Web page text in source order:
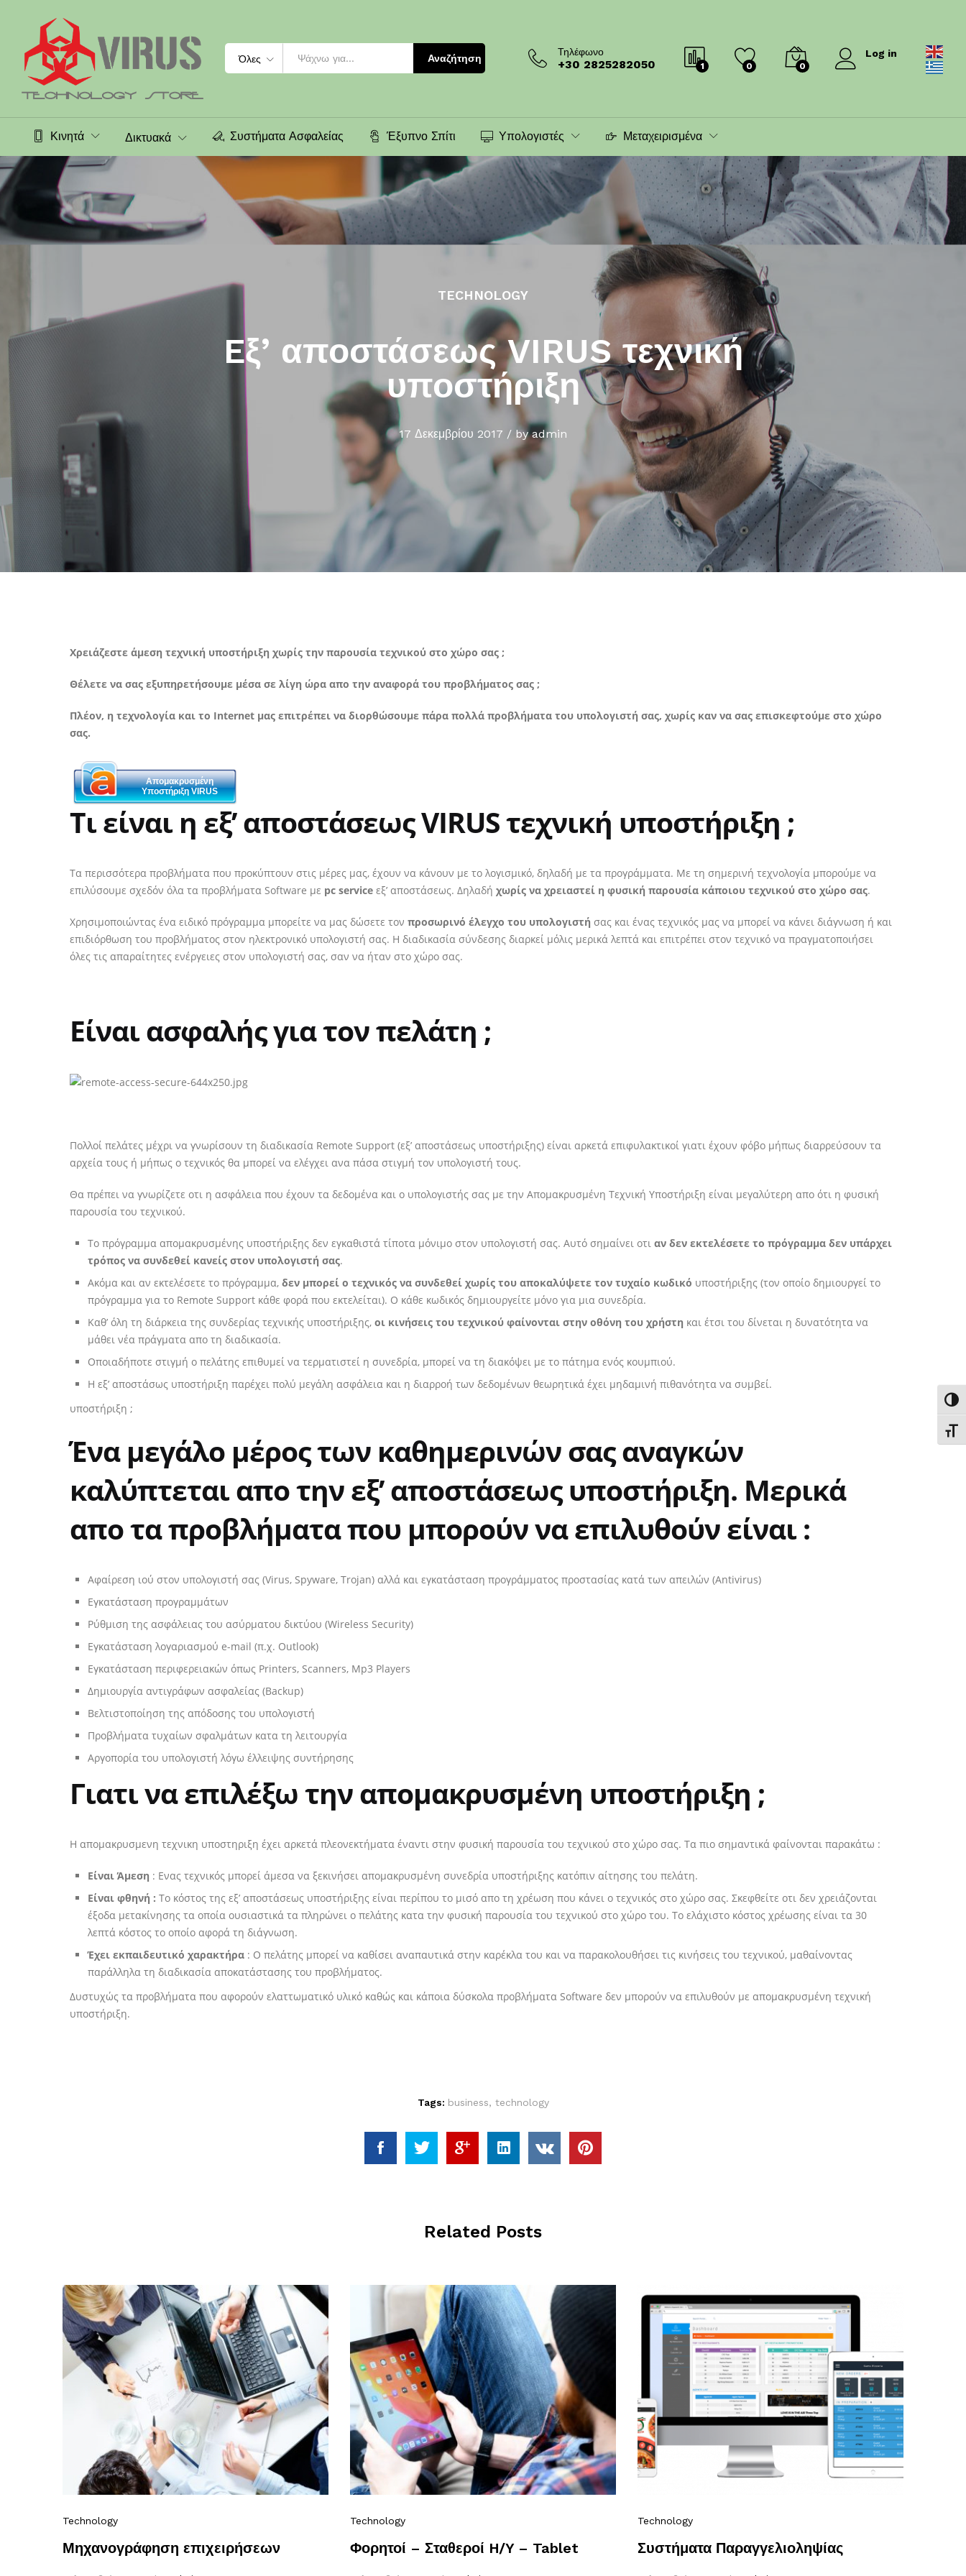
Όλες Αναζήτηση
Τηλέφωνο
+30 2825282050 1 0 0
Log in
Κινητά Δικτυακά Συστήματα Ασφαλείας Έξυπνο Σπίτι Υπολογιστές Μεταχειρισμένα
TECHNOLOGY
Eξ’ αποστάσεως VIRUS τεχνική
υποστήριξη
17 Δεκεμβρίου 2017 / byadmin
Χρειάζεστε άμεση τεχνική υποστήριξη χωρίς την παρουσία τεχνικού στο χώρο σας ;
Θέλετε να σας εξυπηρετήσουμε μέσα σε λίγη ώρα απο την αναφορά του προβλήματος σας ;
Πλέον, η τεχνολογία και το Internet μας επιτρέπει να διορθώσουμε πάρα πολλά προβλήματα του υπολογιστή σας, χωρίς καν να σας επισκεφτούμε στο χώρο
σας.
Απομακρυσμένη
Υποστήριξη VIRUS
Τι είναι η εξ’ αποστάσεως VIRUS τεχνική υποστήριξη ;
Τα περισσότερα προβλήματα που προκύπτουν στις μέρες μας, έχουν να κάνουν με το λογισμικό, δηλαδή με τα προγράμματα. Με τη σημερινή τεχνολογία μπορούμε να
επιλύσουμε σχεδόν όλα τα προβλήματα Software με pc service εξ’ αποστάσεως. Δηλαδή χωρίς να χρειαστεί η φυσική παρουσία κάποιου τεχνικού στο χώρο σας.
Χρησιμοποιώντας ένα ειδικό πρόγραμμα μπορείτε να μας δώσετε τον προσωρινό έλεγχο του υπολογιστή σας και ένας τεχνικός μας να μπορεί να κάνει διάγνωση ή και
επιδιόρθωση του προβλήματος στον ηλεκτρονικό υπολογιστή σας. Η διαδικασία σύνδεσης διαρκεί μόλις μερικά λεπτά και επιτρέπει στον τεχνικό να πραγματοποιήσει
όλες τις απαραίτητες ενέργειες στον υπολογιστή σας, σαν να ήταν στο χώρο σας.
Είναι ασφαλής για τον πελάτη ;
Πολλοί πελάτες μέχρι να γνωρίσουν τη διαδικασία Remote Support (εξ’ αποστάσεως υποστήριξης) είναι αρκετά επιφυλακτικοί γιατι έχουν φόβο μήπως διαρρεύσουν τα
αρχεία τους ή μήπως ο τεχνικός θα μπορεί να ελέγχει ανα πάσα στιγμή τον υπολογιστή τους.
Θα πρέπει να γνωρίζετε οτι η ασφάλεια που έχουν τα δεδομένα και ο υπολογιστής σας με την Απομακρυσμένη Τεχνική Υποστήριξη είναι μεγαλύτερη απο ότι η φυσική
παρουσία του τεχνικού.
Το πρόγραμμα απομακρυσμένης υποστήριξης δεν εγκαθιστά τίποτα μόνιμο στον υπολογιστή σας. Αυτό σημαίνει οτι αν δεν εκτελέσετε το πρόγραμμα δεν υπάρχει
τρόπος να συνδεθεί κανείς στον υπολογιστή σας.
Ακόμα και αν εκτελέσετε το πρόγραμμα, δεν μπορεί ο τεχνικός να συνδεθεί χωρίς του αποκαλύψετε τον τυχαίο κωδικό υποστήριξης (τον οποίο δημιουργεί το
πρόγραμμα για το Remote Support κάθε φορά που εκτελείται). Ο κάθε κωδικός δημιουργείτε μόνο για μια συνεδρία.
Καθ’ όλη τη διάρκεια της συνδερίας τεχνικής υποστήριξης, οι κινήσεις του τεχνικού φαίνονται στην οθόνη του χρήστη και έτσι του δίνεται η δυνατότητα να
μάθει νέα πράγματα απο τη διαδικασία.
Οποιαδήποτε στιγμή ο πελάτης επιθυμεί να τερματιστεί η συνεδρία, μπορεί να τη διακόψει με το πάτημα ενός κουμπιού.
Η εξ’ αποστάσως υποστήριξη παρέχει πολύ μεγάλη ασφάλεια και η διαρροή των δεδομένων θεωρητικά έχει μηδαμινή πιθανότητα να συμβεί.
υποστήριξη ;
Ένα μεγάλο μέρος των καθημερινών σας αναγκών
καλύπτεται απο την εξ’ αποστάσεως υποστήριξη. Μερικά
απο τα προβλήματα που μπορούν να επιλυθούν είναι :
Αφαίρεση ιού στον υπολογιστή σας (Virus, Spyware, Trojan) αλλά και εγκατάσταση προγράμματος προστασίας κατά των απειλών (Antivirus)
Εγκατάσταση προγραμμάτων
Ρύθμιση της ασφάλειας του ασύρματου δικτύου (Wireless Security)
Εγκατάσταση λογαριασμού e-mail (π.χ. Outlook)
Εγκατάσταση περιφερειακών όπως Printers, Scanners, Mp3 Players
Δημιουργία αντιγράφων ασφαλείας (Backup)
Βελτιστοποίηση της απόδοσης του υπολογιστή
Προβλήματα τυχαίων σφαλμάτων κατα τη λειτουργία
Αργοπορία του υπολογιστή λόγω έλλειψης συντήρησης
Γιατι να επιλέξω την απομακρυσμένη υποστήριξη ;
Η απομακρυσμενη τεχνικη υποστηριξη έχει αρκετά πλεονεκτήματα έναντι στην φυσική παρουσία του τεχνικού στο χώρο σας. Τα πιο σημαντικά φαίνονται παρακάτω :
Είναι Άμεση : Ενας τεχνικός μπορεί άμεσα να ξεκινήσει απομακρυσμένη συνεδρία υποστήριξης κατόπιν αίτησης του πελάτη.
Είναι φθηνή : Το κόστος της εξ’ αποστάσεως υποστήριξης είναι περίπου το μισό απο τη χρέωση που κάνει ο τεχνικός στο χώρο σας. Σκεφθείτε οτι δεν χρειάζονται
έξοδα μετακίνησης τα οποία ουσιαστικά τα πληρώνει ο πελάτης κατα την φυσική παρουσία του τεχνικού στο χώρο του. Το ελάχιστο κόστος χρέωσης είναι τα 30
λεπτά κόστος το οποίο αφορά τη διάγνωση.
Έχει εκπαιδευτικό χαρακτήρα : Ο πελάτης μπορεί να καθίσει αναπαυτικά στην καρέκλα του και να παρακολουθήσει τις κινήσεις του τεχνικού, μαθαίνοντας
παράλληλα τη διαδικασία αποκατάστασης του προβλήματος.
Δυστυχώς τα προβλήματα που αφορούν ελαττωματικό υλικό καθώς και κάποια δύσκολα προβλήματα Software δεν μπορούν να επιλυθούν με απομακρυσμένη τεχνική
υποστήριξη.
Tags: business, technology
Related Posts
Technology
Μηχανογράφηση επιχειρήσεων
Technology
Φορητοί – Σταθεροί H/Y – Tablet
Technology
Συστήματα Παραγγελιοληψίας